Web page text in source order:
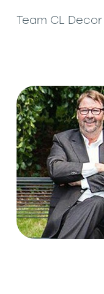
Team CL Decor